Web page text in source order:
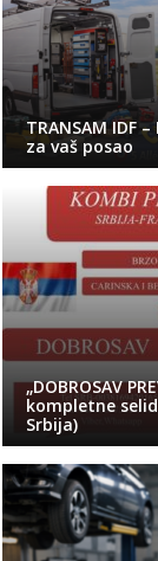
TRANSAM IDF
za vaš posao
„DOBROSAV
kompletne
Srbija)